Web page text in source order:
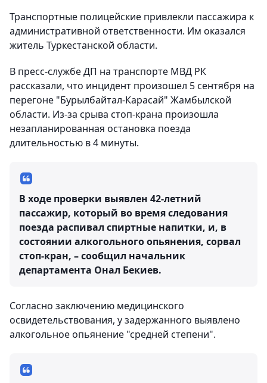
Транспортные полицейские привлекли пассажира к
административной ответственности. Им оказался
житель Туркестанской области.
В пресс-службе ДП на транспорте МВД РК
рассказали, что инцидент произошел 5 сентября на
перегоне "Бурылбайтал-Карасай" Жамбылской
области. Из-за срыва стоп-крана произошла
незапланированная остановка поезда
длительностью в 4 минуты.
В ходе проверки выявлен 42-летний
пассажир, который во время следования
поезда распивал спиртные напитки, и, в
состоянии алкогольного опьянения, сорвал
стоп-кран, – сообщил начальник
департамента Онал Бекиев.
Согласно заключению медицинского
освидетельствования, у задержанного выявлено
алкогольное опьянение "средней степени".